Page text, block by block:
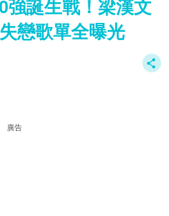
強誕生戰！梁漢文
戀歌單全曝光
廣告